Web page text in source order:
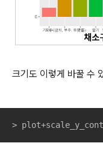
크기도 이렇게 바꿀 수
>